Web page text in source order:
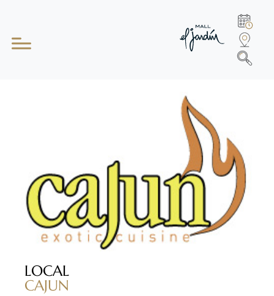
LOCAL
CAJUN